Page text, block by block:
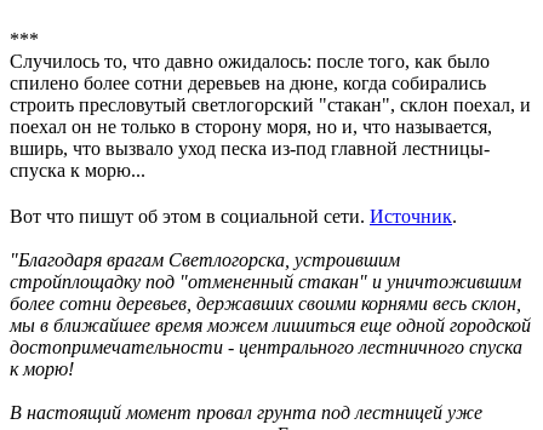
***
Случилось то, что давно ожидалось: после того, как было
спилено более сотни деревьев на дюне, когда собирались
строить пресловутый светлогорский "стакан", склон поехал, и
поехал он не только в сторону моря, но и, что называется,
вширь, что вызвало уход песка из-под главной лестницы-
спуска к морю...
Вот что пишут об этом в социальной сети. Источник.
"Благодаря врагам Светлогорска, устроившим
стройплощадку под "отмененный стакан" и уничтожившим
более сотни деревьев, державших своими корнями весь склон,
мы в ближайшее время можем лишиться еще одной городской
достопримечательности - центрального лестничного спуска
к морю!
В настоящий момент провал грунта под лестницей уже